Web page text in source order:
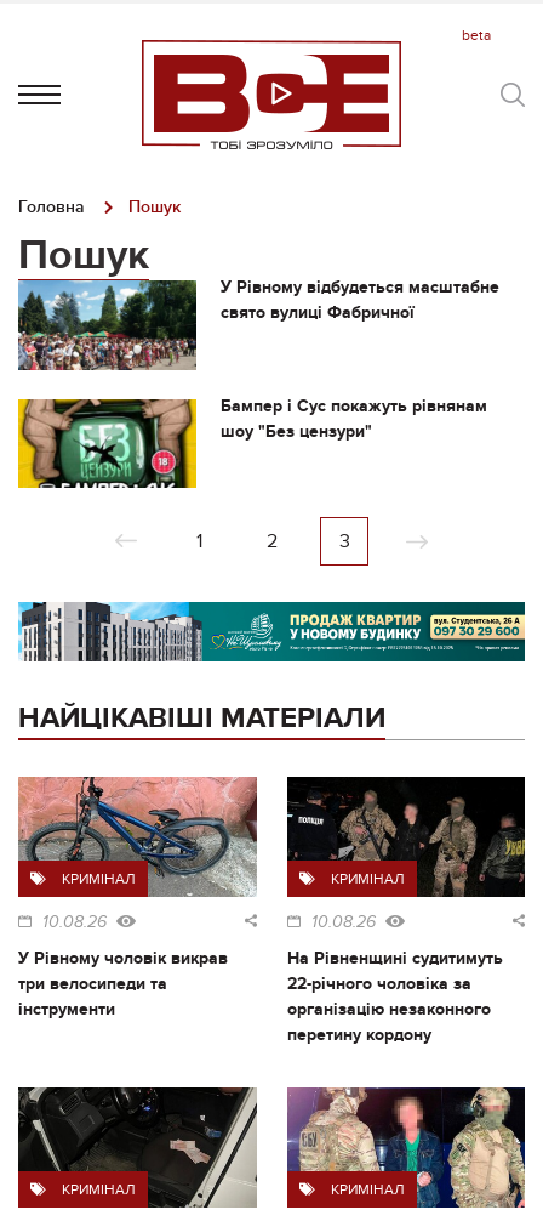
Головна Пошук
Пошук
У Рівному відбудеться масштабне
свято вулиці Фабричної
Бампер і Сус покажуть рівнянам
шоу "Без цензури"
1 2 3
НАЙЦІКАВІШІ МАТЕРІАЛИ
КРИМІНАЛ
10.08.26
У Рівному чоловік викрав
три велосипеди та
інструменти
КРИМІНАЛ
10.08.26
На Рівненщині судитимуть
22-річного чоловіка за
організацію незаконного
перетину кордону
КРИМІНАЛ КРИМІНАЛ